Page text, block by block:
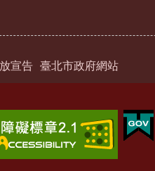
宣告 臺北市政府網站